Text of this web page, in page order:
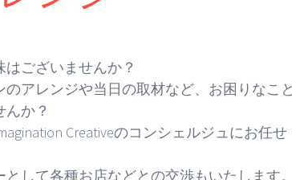
ございませんか？
のアレンジや当日の取材など、お困りなこと
んか？
Creativeのコンシェルジュにお任せ
して各種お店などとの交渉もいたします。